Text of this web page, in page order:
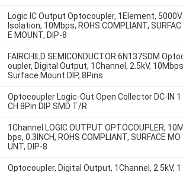
Logic IC Output Optocoupler, 1Element, 5000V
Isolation, 10Mbps, ROHS COMPLIANT, SURFAC
E MOUNT, DIP-8
FAIRCHILD SEMICONDUCTOR 6N137SDM
oupler, Digital Output, 1Channel, 2.5kV,
Surface Mount DIP, 8Pins
Optocoupler Logic-Out Open Collector DC-IN 1
CH 8Pin DIP SMD T/R
1Channel LOGIC OUTPUT OPTOCOUPLER, 10M
bps, 0.3INCH, ROHS COMPLIANT, SURFACE MO
UNT, DIP-8
Optocoupler, Digital Output, 1Channel, 2.5kV, 1